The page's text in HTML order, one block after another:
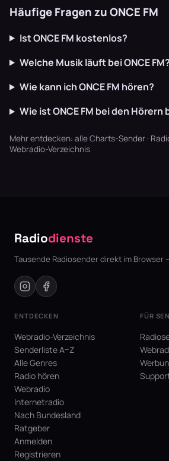
Häufige Fragen zu ONCE FM
Ist ONCE FM kostenlos?
Welche Musik läuft bei ONCE FM?
Wie kann ich ONCE FM hören?
Wie ist ONCE FM bei den
Mehr entdecken: alle Charts-Sender ·
Webradio-Verzeichnis
Radiodienste
Tausende Radiosender direkt im Browser
ENTDECKEN
Webradio-Verzeichnis
Senderliste A–Z
Alle Genres
Radio hören
Webradio
Internetradio
Nach Bundesland
Ratgeber
Anmelden
Registrieren
FÜR